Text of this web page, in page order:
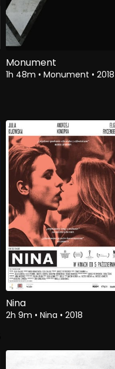
Monument
1h 48m • Monument • 2018
Nina
2h 9m • Nina • 2018